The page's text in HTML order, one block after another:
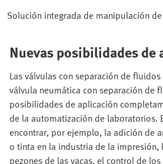
Solución integrada de manipulación
Nuevas posibilidades de
Las válvulas con separación de fluidos
válvula neumática con separación de
posibilidades de aplicación
de la automatización de laboratorios.
encontrar, por ejemplo, la adición de
o tinta en la industria de la impresión,
pezones de las vacas, el control de